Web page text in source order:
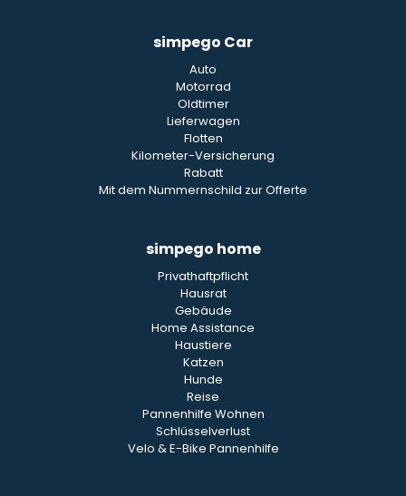
simpego Car
Auto
Motorrad
Oldtimer
Lieferwagen
Flotten
Kilometer-Versicherung
Rabatt
Mit dem Nummernschild zur Offerte
simpego home
Privathaftpflicht
Hausrat
Gebäude
Home Assistance
Haustiere
Katzen
Hunde
Reise
Pannenhilfe Wohnen
Schlüsselverlust
Velo & E-Bike Pannenhilfe